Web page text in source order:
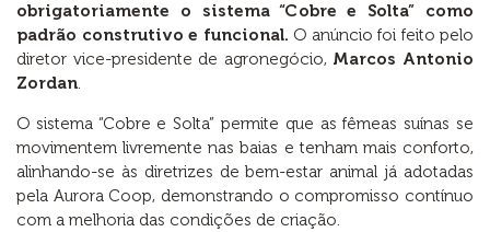
obrigatoriamente o sistema “Cobre e Solta” como
padrão construtivo e funcional. O anúncio foi feito pelo
diretor vice-presidente de agronegócio, Marcos Antonio
Zordan.
O sistema “Cobre e Solta” permite que as fêmeas suínas se
movimentem livremente nas baias e tenham mais conforto,
alinhando-se às diretrizes de bem-estar animal já adotadas
pela Aurora Coop, demonstrando o compromisso contínuo
com a melhoria das condições de criação.